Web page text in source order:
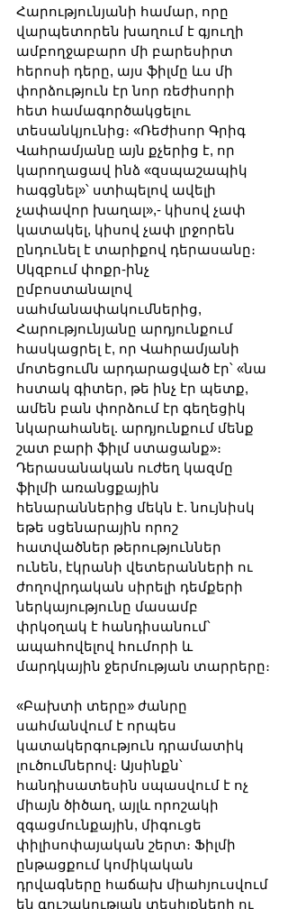
Հարությունյանի համար, որը
վարպետորեն խաղում է գյուղի
ամբողջաբարո մի բարեսիրտ
հերոսի դերը, այս ֆիլմը ևս մի
փորձություն էր նոր ռեժիսորի
հետ համագործակցելու
տեսանկյունից։ «Ռեժիսոր Գրիգ
Վահրամյանը այն քչերից է, որ
կարողացավ ինձ «զսպաշապիկ
հագցնել»՝ ստիպելով ավելի
չափավոր խաղալ»,- կիսով չափ
կատակել, կիսով չափ լրջորեն
ընդունել է տարիքով դերասանը։
Սկզբում փոքր-ինչ
ըմբոստանալով
սահմանափակումներից,
Հարությունյանը արդյունքում
հասկացրել է, որ Վահրամյանի
մոտեցումն արդարացված էր՝ «նա
հստակ գիտեր, թե ինչ էր պետք,
ամեն բան փորձում էր գեղեցիկ
նկարահանել. արդյունքում մենք
շատ բարի ֆիլմ ստացանք»։
Դերասանական ուժեղ կազմը
ֆիլմի առանցքային
հենարաններից մեկն է. նույնիսկ
եթե սցենարային որոշ
հատվածներ թերություններ
ունեն, էկրանի վետերանների ու
ժողովրդական սիրելի դեմքերի
ներկայությունը մասամբ
փրկօղակ է հանդիսանում՝
ապահովելով հումորի և
մարդկային ջերմության տարրերը։
«Բախտի տերը» ժանրը
սահմանվում է որպես
կատակերգություն դրամատիկ
լուծումներով։ Այսինքն՝
հանդիսատեսին սպասվում է ոչ
միայն ծիծաղ, այլև որոշակի
զգացմունքային, միգուցե
փիլիսոփայական շերտ։ Ֆիլմի
ընթացքում կոմիկական
դրվագները հաճախ միահյուսվում
են գուշակության տեսիլքների ու